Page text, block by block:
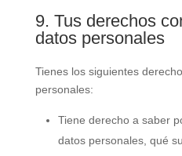
9. Tus derechos
datos personales
Tienes los siguientes
personales:
Tiene derecho a saber
datos personales, qué